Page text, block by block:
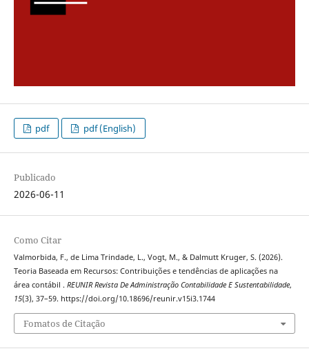
pdf pdf (English)
Publicado
2026-06-11
Como Citar
Valmorbida, F., de Lima Trindade, L., Vogt, M., & Dalmutt Kruger, S. (2026).
Teoria Baseada em Recursos: Contribuições e tendências de aplicações na
área contábil . REUNIR Revista De Administração Contabilidade E Sustentabilidade,
15(3), 37–59. https://doi.org/10.18696/reunir.v15i3.1744
Fomatos de Citação